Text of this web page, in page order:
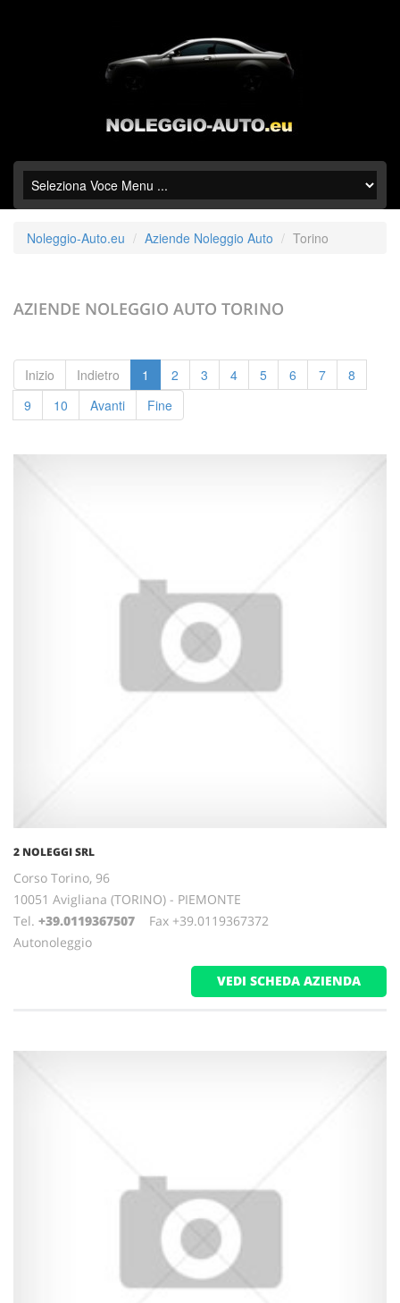
Noleggio-Auto.eu Aziende Noleggio Auto Torino
AZIENDE NOLEGGIO AUTO TORINO
Inizio Indietro 1 2 3 4 5 6 7
8
9
10 Avanti Fine
2 NOLEGGI SRL
Corso Torino, 96
10051 Avigliana (TORINO) - PIEMONTE
Tel. +39.0119367507 Fax +39.0119367372
Autonoleggio
VEDI SCHEDA AZIENDA